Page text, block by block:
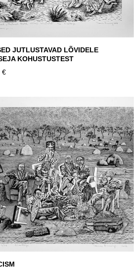
JUTLUSTAVAD LÕVIDELE
KOHUSTUSTEST
€